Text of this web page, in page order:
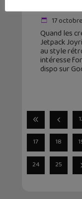
17
Quand les
Jetpack
au style
intéresse
dispo sur
17 18
24 25